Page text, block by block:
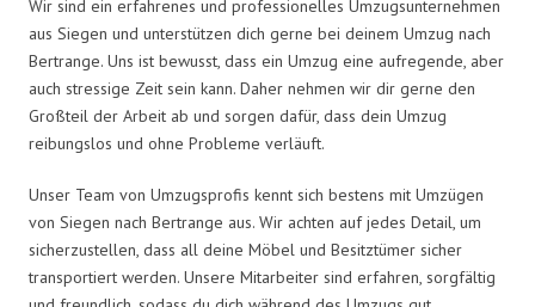
Wir sind ein erfahrenes und professionelles Umzugsunternehmen
aus Siegen und unterstützen dich gerne bei deinem Umzug nach
Bertrange. Uns ist bewusst, dass ein Umzug eine aufregende, aber
auch stressige Zeit sein kann. Daher nehmen wir dir gerne den
Großteil der Arbeit ab und sorgen dafür, dass dein Umzug
reibungslos und ohne Probleme verläuft.
Unser Team von Umzugsprofis kennt sich bestens mit Umzügen
von Siegen nach Bertrange aus. Wir achten auf jedes Detail, um
sicherzustellen, dass all deine Möbel und Besitztümer sicher
transportiert werden. Unsere Mitarbeiter sind erfahren, sorgfältig